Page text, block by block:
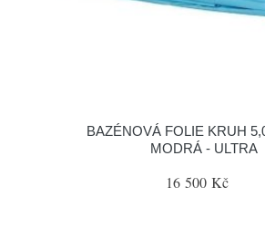
BAZÉNOVÁ FOLIE KRUH
MODRÁ - ULTRA
16 500 Kč